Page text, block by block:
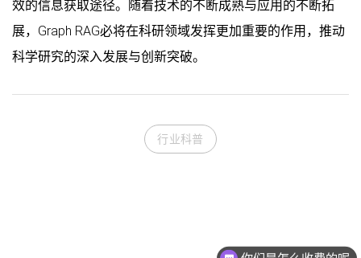
效的信息获取途径。随着技术的不断成熟与应用的不断拓
展，Graph RAG必将在科研领域发挥更加重要的作用，推动
科学研究的深入发展与创新突破。
行业科普